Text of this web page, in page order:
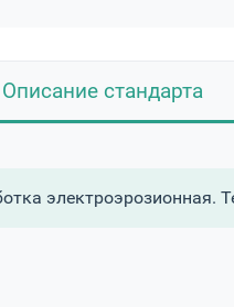
Описание стандарта
электроэрозионная.